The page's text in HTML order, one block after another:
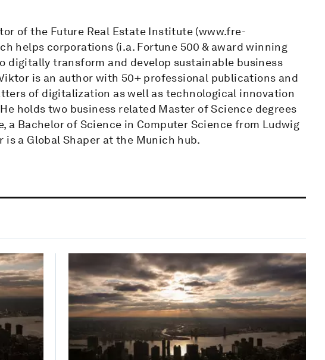
of the Future Real Estate Institute (www.fre-
helps corporations (i.a. Fortune 500 & award winning
digitally transform and develop sustainable business
is an author with 50+ professional publications and
of digitalization as well as technological innovation
holds two business related Master of Science degrees
a Bachelor of Science in Computer Science from Ludwig
a Global Shaper at the Munich hub.